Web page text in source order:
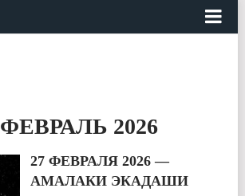
ФЕВРАЛЬ 2026
27 ФЕВРАЛЯ 2026 —
АМАЛАКИ ЭКАДАШИ